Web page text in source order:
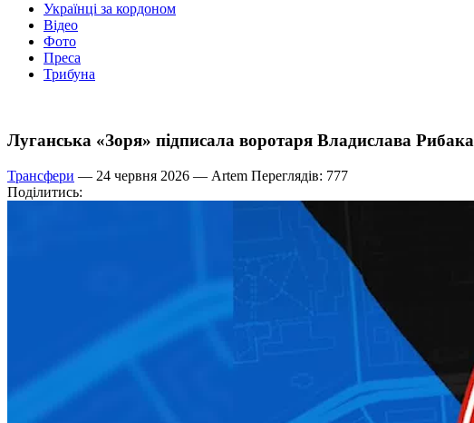
Українці за кордоном
Відео
Фото
Преса
Трибуна
Луганська «Зоря» підписала воротаря Владислава Рибака
Трансфери — 24 червня 2026 — Artem Переглядів: 777
Поділитись: